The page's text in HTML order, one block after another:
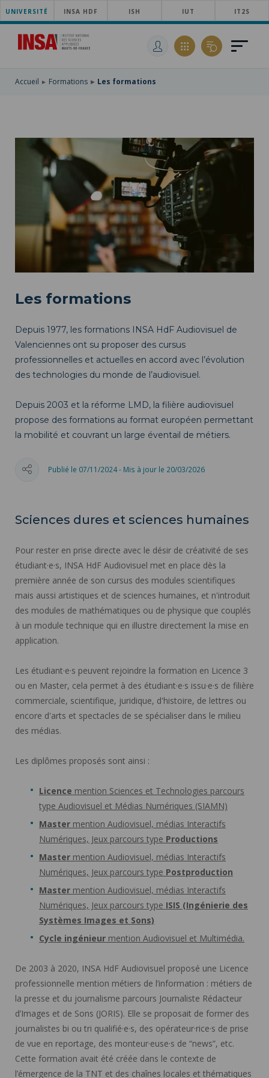
ACCÉDER
AU
MENU
PRINCIPAL
ALLER
CONTENU
ACCÉDER
RECHERCHE
UNIVERSITÉ INSA HDF ISH IUT IT2S
Accueil Formations Les formations
Les formations
Depuis 1977, les formations INSA HdF Audiovisuel de
Valenciennes ont su proposer des cursus
professionnelles et actuelles en accord avec l’évolution
des technologies du monde de l’audiovisuel.
Depuis 2003 et la réforme LMD, la filière audiovisuel
propose des formations au format européen permettant
la mobilité et couvrant un large éventail de métiers.
Publié le 07/11/2024 - Mis à jour le 20/03/2026
Sciences dures et sciences humaines
Pour rester en prise directe avec le désir de créativité de ses
étudiant·e·s, INSA HdF Audiovisuel met en place dès la
première année de son cursus des modules scientifiques
mais aussi artistiques et de sciences humaines, et n'introduit
des modules de mathématiques ou de physique que couplés
à un module technique qui en illustre directement la mise en
application.
Les étudiant·e·s peuvent rejoindre la formation en Licence 3
ou en Master, cela permet à des étudiant·e·s issu·e·s de filière
commerciale, scientifique, juridique, d'histoire, de lettres ou
encore d'arts et spectacles de se spécialiser dans le milieu
des médias.
Les diplômes proposés sont ainsi :
Licence mention Sciences et Technologies parcours
type Audiovisuel et Médias Numériques (SIAMN)
Master mention Audiovisuel, médias Interactifs
Numériques, Jeux parcours type Productions
Master mention Audiovisuel, médias Interactifs
Numériques, Jeux parcours type Postproduction
Master mention Audiovisuel, médias Interactifs
Numériques, Jeux parcours type ISIS (Ingénierie des
Systèmes Images et Sons)
Cycle ingénieur mention Audiovisuel et Multimédia.
De 2003 à 2020, INSA HdF Audiovisuel proposé une Licence
professionnelle mention métiers de l’information : métiers de
la presse et du journalisme parcours Journaliste Rédacteur
d’Images et de Sons (JORIS). Elle se proposait de former des
journalistes bi ou tri qualifié·e·s, des opérateur·rice·s de prise
de vue en reportage, des monteur·euse·s de “news”, etc.
Cette formation avait été créée dans le contexte de
l’émergence de la TNT et des chaînes locales et thématiques